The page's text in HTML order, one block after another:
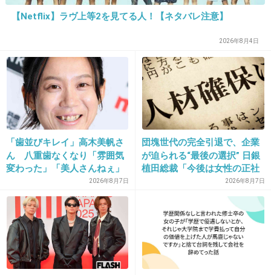
16. 匿名 2013/09/03(火) 15:50:30
普通に走ってるだけの人にとったらエライ迷惑
な話。 女の子の心の傷が心配です。早く捕まえ
て欲しい。
+35 -0
17. 匿名2013/09/03(火) 15:51:00
髪切ると暴行になるんだ…
+15
【Netflix】ラヴ上等2を見てる人！【ネタバレ注意】
2026年8月4日
「歯並びキレイ」高木美帆さ
ん 八重歯なくなり「雰囲気
変わった」「美人さんねぇ」
「歯列矯正してるんや」2026年8月7日
団塊世代の完全引退で、企業
が迫られる“最後の選択” 日銀
植田総裁「今後は女性の正社
員化と外国人の人材活用が
2026年8月7日